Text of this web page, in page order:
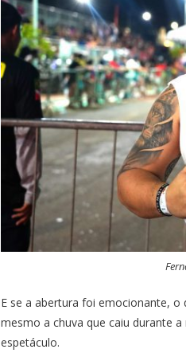
E se a abertura foi emocionante,
mesmo a chuva que caiu durante
espetáculo.